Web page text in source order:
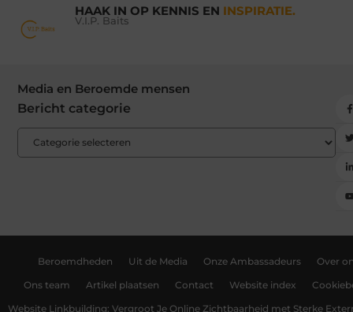
HAAK IN OP KENNIS EN INSPIRATIE.
V.I.P. Baits
Media en Beroemde mensen
Bericht categorie
Beroemdheden Uit de Media Onze Ambassadeurs Over
Ons team Artikel plaatsen Contact Website index
Website Linkbuilding: Vergroot Je Online Zichtbaarheid met Sterke